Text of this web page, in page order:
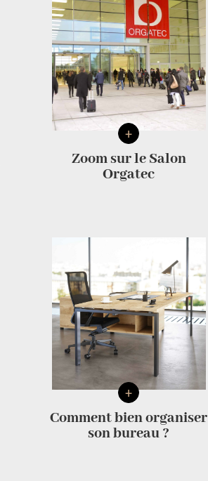
+
Zoom sur le Salon
Orgatec
+
Comment bien organiser
son bureau ?